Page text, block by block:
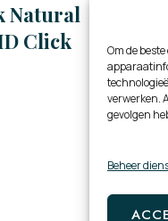
Om de
verwerken.
gevolgen
Beheer
Natural
Click